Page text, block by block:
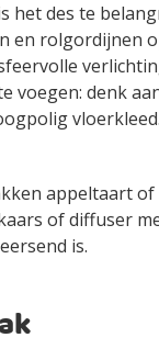
het des te
rolgordijnen
denk
appeltaart
of diffuser
is.